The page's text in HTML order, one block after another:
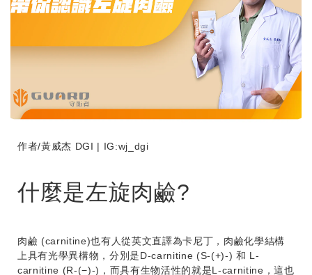
作者/黃威杰 DGI | IG:wj_dgi
什麼是左旋肉鹼?
肉鹼 (carnitine)也有人從英文直譯為卡尼丁，肉鹼化學結構
上具有光學異構物，分別是D-carnitine (S-(+)-) 和 L-
carnitine (R-(−)-)，而具有生物活性的就是L-carnitine，這也